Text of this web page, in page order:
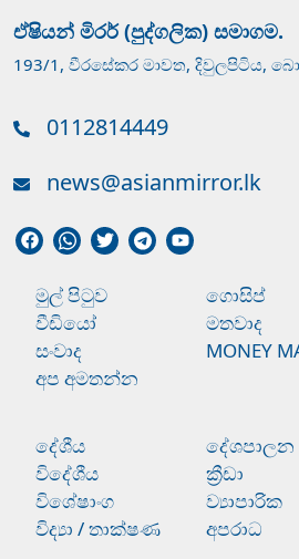
ඒෂියන් මිරර් (පුද්ගලික) සමාගම.
193/1, වීරසේකර මාවත, දිවුලපිටිය,
0112814449
news@asianmirror.lk
මුල් පිටුව
ගොසිප්
වීඩියෝ
මතවාද
සංවාද
MONEY
අප අමතන්න
දේශීය
දේශපාලන
විදේශීය
ක්‍රීඩා
විශේෂාංග
ව්‍යාපාරික
විද්‍යා / තාක්ෂණ
අපරාධ